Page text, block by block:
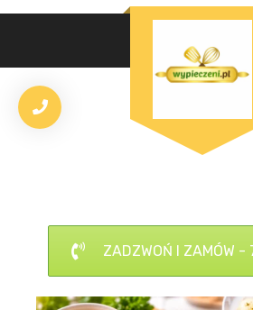
ZADZWOŃ I ZAMÓW